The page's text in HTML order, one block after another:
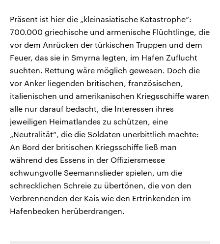
Präsent ist hier die „kleinasiatische Katastrophe“:
700.000 griechische und armenische Flüchtlinge, die
vor dem Anrücken der türkischen Truppen und dem
Feuer, das sie in Smyrna legten, im Hafen Zuflucht
suchten. Rettung wäre möglich gewesen. Doch die
vor Anker liegenden britischen, französischen,
italienischen und amerikanischen Kriegsschiffe waren
alle nur darauf bedacht, die Interessen ihres
jeweiligen Heimatlandes zu schützen, eine
„Neutralität“, die die Soldaten unerbittlich machte:
An Bord der britischen Kriegsschiffe ließ man
während des Essens in der Offiziersmesse
schwungvolle Seemannslieder spielen, um die
schrecklichen Schreie zu übertönen, die von den
Verbrennenden der Kais wie den Ertrinkenden im
Hafenbecken herüberdrangen.